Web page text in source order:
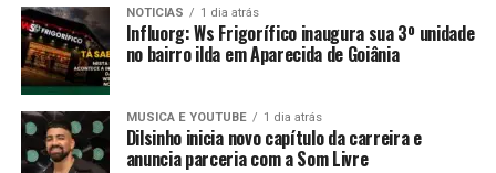
NOTICIAS 1 dia atrás
Influorg: Ws Frigorífico inaugura sua 3º unidade
no bairro ilda em Aparecida de Goiânia
MUSICA E YOUTUBE 1 dia atrás
Dilsinho inicia novo capítulo da carreira e
anuncia parceria com a Som Livre